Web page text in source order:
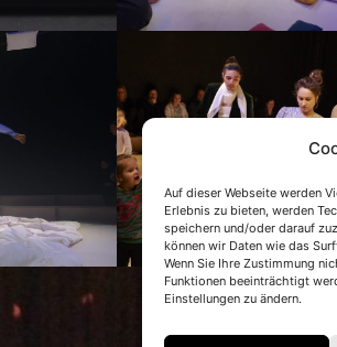
Auf dieser Webseite werden
Erlebnis zu bieten, werden
speichern und/oder darauf
können wir Daten wie das
Wenn Sie Ihre Zustimmung
Funktionen beeinträchtigt
Einstellungen zu ändern.